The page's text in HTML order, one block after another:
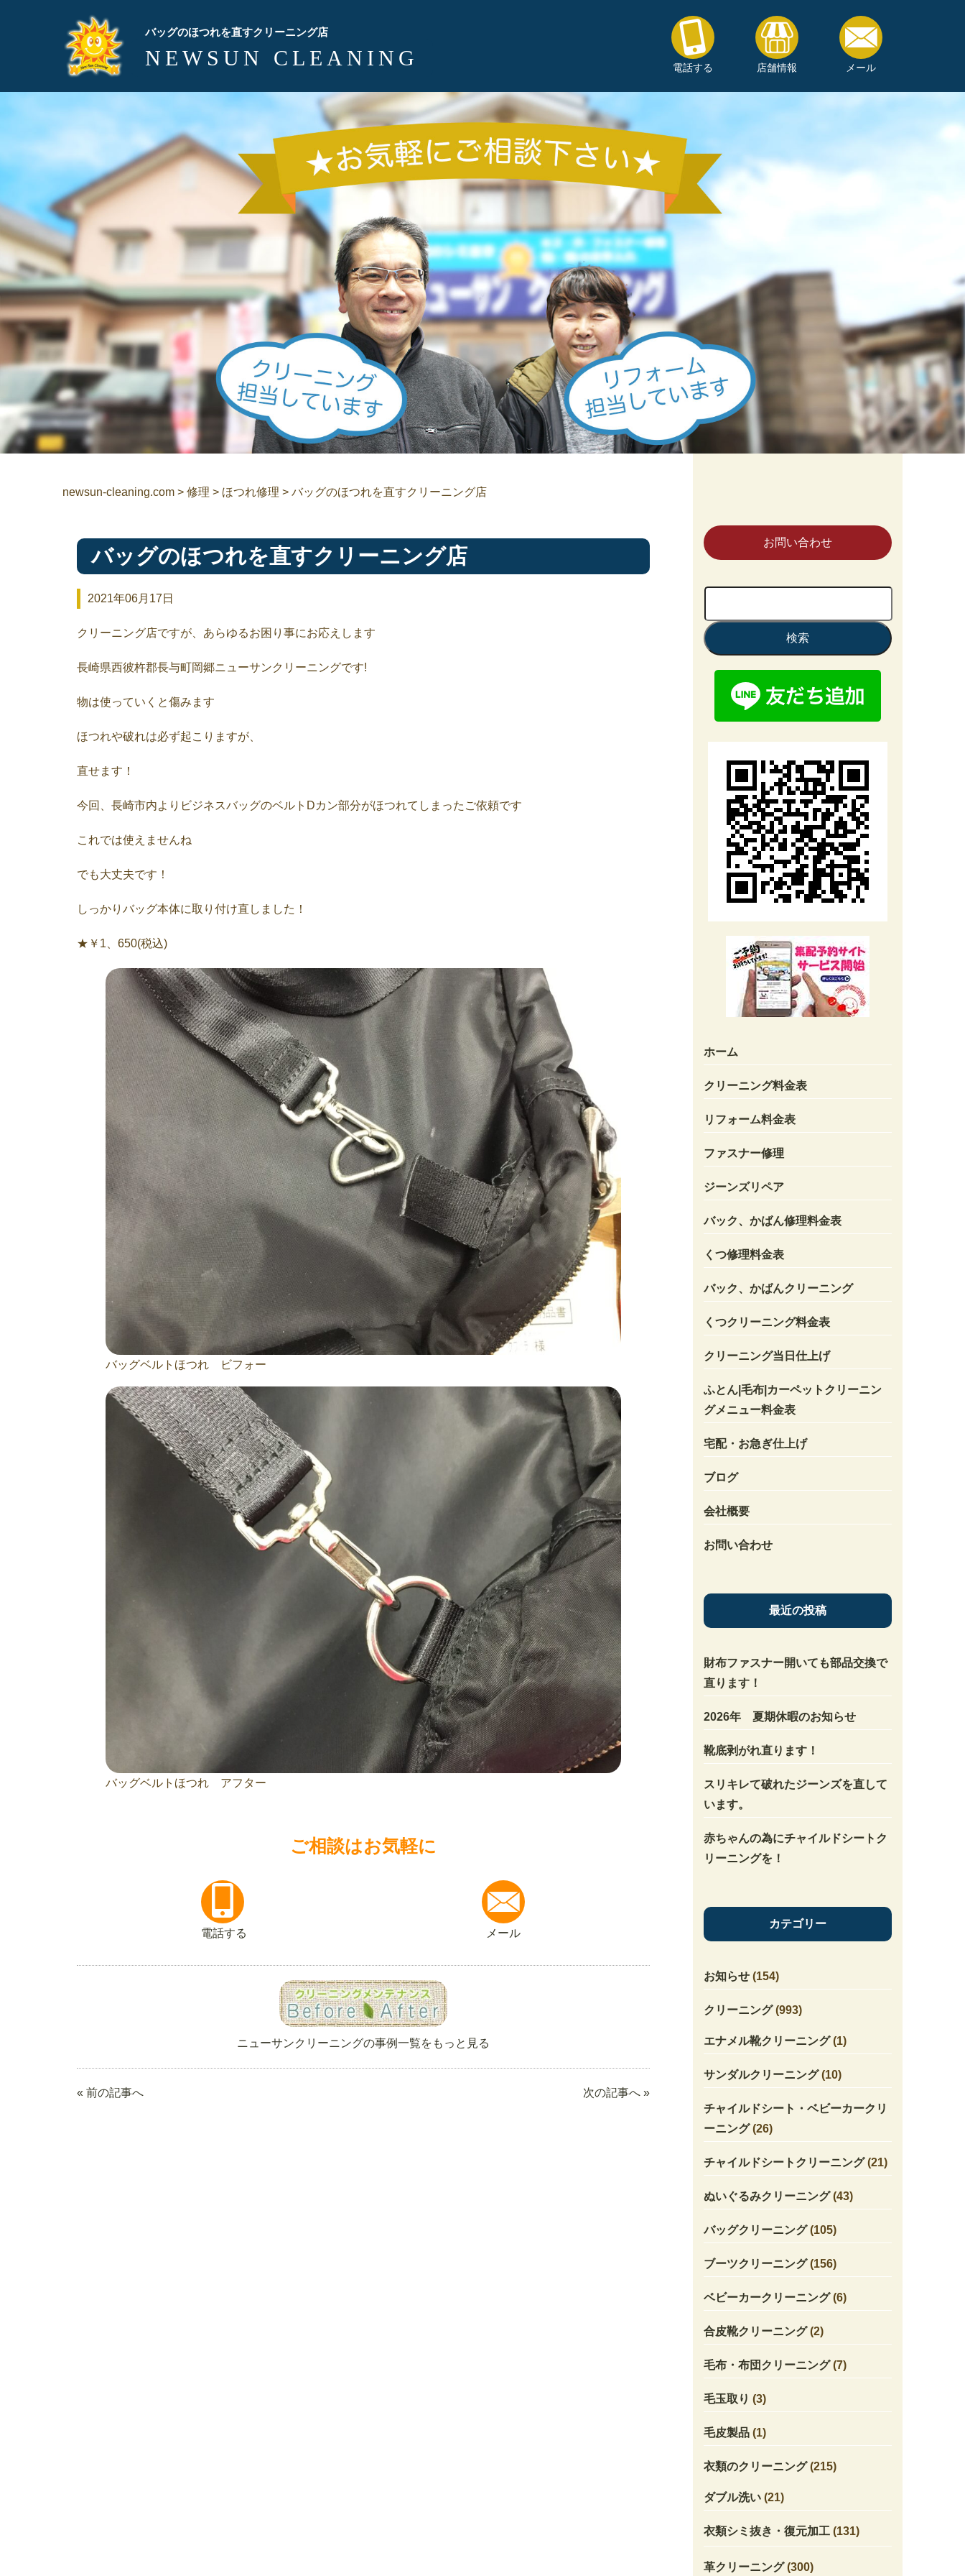
バッグのほつれを直すクリーニング店
NEWSUN CLEANING 電話する 店舗情報 メール
お問い合わせ
索:
ホーム
クリーニング料金表
リフォーム料金表
ファスナー修理
ジーンズリペア
バック、かばん修理料金表
くつ修理料金表
バック、かばんクリーニング
くつクリーニング料金表
クリーニング当日仕上げ
ふとん|毛布|カーペットクリーニン
グメニュー料金表
宅配・お急ぎ仕上げ
ブログ
会社概要
お問い合わせ
最近の投稿
財布ファスナー開いても部品交換で
直ります！
2026年 夏期休暇のお知らせ
靴底剥がれ直ります！
スリキレて破れたジーンズを直して
います。
赤ちゃんの為にチャイルドシートク
リーニングを！
カテゴリー
お知らせ(154)
クリーニング(993)
エナメル靴クリーニング(1)
サンダルクリーニング(10)
チャイルドシート・ベビーカークリ
ーニング(26)
チャイルドシートクリーニング(21)
ぬいぐるみクリーニング(43)
バッグクリーニング(105)
ブーツクリーニング(156)
ベビーカークリーニング(6)
合皮靴クリーニング(2)
毛布・布団クリーニング(7)
毛玉取り (3)
毛皮製品(1)
衣類のクリーニング(215)
ダブル洗い(21)
衣類シミ抜き・復元加工(131)
革クリーニング(300)
newsun-cleaning.com > 修理 > ほつれ修理 > バッグのほつれを直すクリーニング店
バッグのほつれを直すクリーニング店
2021年06月17日
クリーニング店ですが、あらゆるお困り事にお応えします
長崎県西彼杵郡長与町岡郷ニューサンクリーニングです!
物は使っていくと傷みます
ほつれや破れは必ず起こりますが、
直せます！
今回、長崎市内よりビジネスバッグのベルトDカン部分がほつれてしまったご依頼です
これでは使えませんね
でも大丈夫です！
しっかりバッグ本体に取り付け直しました！
★￥1、650(税込)
バッグベルトほつれ ビフォー
バッグベルトほつれ アフター
ご相談はお気軽に
電話する メール
ニューサンクリーニングの事例一覧をもっと見る
« 前の記事へ 次の記事へ »